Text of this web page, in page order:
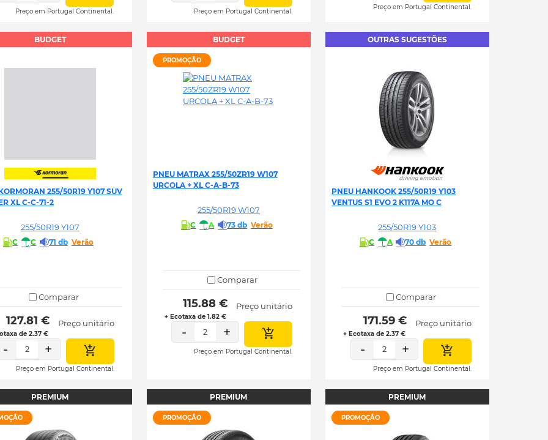
Preço em Portugal Continental. Preço em Portugal Continental.
Preço em Portugal Continental.
BUDGET
255/50R19 Y107 SUV
XL C-C-71-2
255/50R19 Y107
C C 71 db Verão
Comparar
127.81 €
de 2.37 €
Preço unitário
- 2 +
Preço em Portugal Continental.
BUDGET
PROMOÇÃO
PNEU MATRAX 255/50ZR19 W107
URCOLA + XL C-A-B-73
255/50R19 W107
C A 73 db Verão
Comparar
115.88 €
+ Ecotaxa de 1.82 €
Preço unitário
- 2 +
Preço em Portugal Continental.
OUTRAS SUGESTÕES
PNEU HANKOOK 255/50R19 Y103
VENTUS S1 EVO 2 K117A MO C
255/50R19 Y103
C A 70 db Verão
Comparar
171.59 €
+ Ecotaxa de 2.37 €
Preço unitário
- 2 +
Preço em Portugal Continental.
PREMIUM PREMIUM
PROMOÇÃO
PREMIUM
PROMOÇÃO